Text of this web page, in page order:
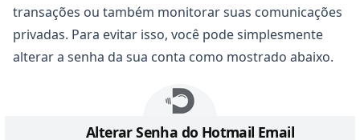
transações ou também monitorar suas comunicações
privadas. Para evitar isso, você pode simplesmente
alterar a senha da sua conta como mostrado abaixo.
Alterar Senha do Hotmail Email